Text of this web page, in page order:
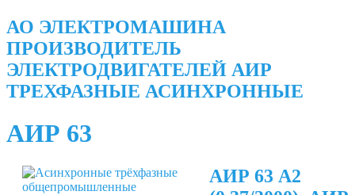
АО ЭЛЕКТРОМАШИНА
ПРОИЗВОДИТЕЛЬ
ЭЛЕКТРОДВИГАТЕЛЕЙ АИР
ТРЕХФАЗНЫЕ АСИНХРОННЫЕ
АИР 63
АИР 63 А2